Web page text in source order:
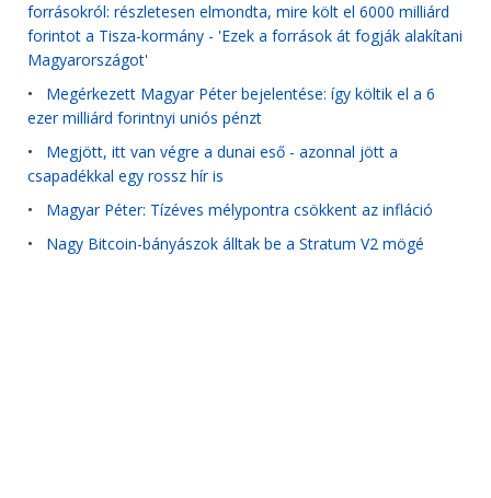
forrásokról: részletesen elmondta, mire költ el 6000 milliárd
forintot a Tisza-kormány - 'Ezek a források át fogják alakítani
Magyarországot'
• Megérkezett Magyar Péter bejelentése: így költik el a 6
ezer milliárd forintnyi uniós pénzt
• Megjött, itt van végre a dunai eső - azonnal jött a
csapadékkal egy rossz hír is
• Magyar Péter: Tízéves mélypontra csökkent az infláció
• Nagy Bitcoin-bányászok álltak be a Stratum V2 mögé